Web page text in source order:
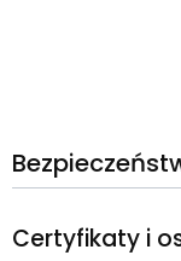
Certyfikaty i